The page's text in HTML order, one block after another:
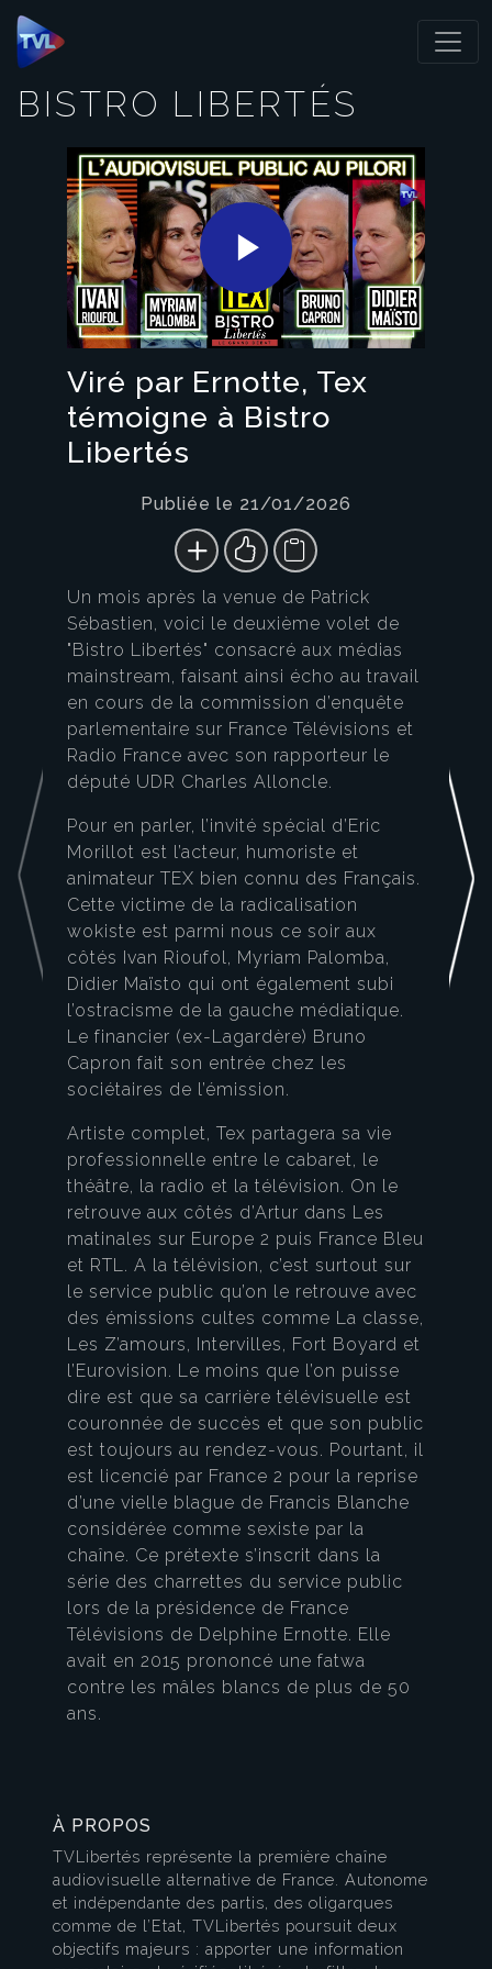
Panneau de gestion des cookies
BISTRO LIBERTÉS
Play
Video
Viré par Ernotte, Tex
témoigne à Bistro
Libertés
Publiée le 21/01/2026
Un mois après la venue de Patrick
Sébastien, voici le deuxième volet de
"Bistro Libertés" consacré aux médias
mainstream, faisant ainsi écho au travail
en cours de la commission d’enquête
parlementaire sur France Télévisions et
Radio France avec son rapporteur le
député UDR Charles Alloncle.
Pour en parler, l’invité spécial d’Eric
Morillot est l’acteur, humoriste et
animateur TEX bien connu des Français.
Cette victime de la radicalisation
wokiste est parmi nous ce soir aux
côtés Ivan Rioufol, Myriam Palomba,
Didier Maïsto qui ont également subi
l’ostracisme de la gauche médiatique.
Le financier (ex-Lagardère) Bruno
Capron fait son entrée chez les
sociétaires de l’émission.
Artiste complet, Tex partagera sa vie
professionnelle entre le cabaret, le
théâtre, la radio et la télévision. On le
retrouve aux côtés d’Artur dans Les
matinales sur Europe 2 puis France Bleu
et RTL. A la télévision, c’est surtout sur
le service public qu’on le retrouve avec
des émissions cultes comme La classe,
Les Z’amours, Intervilles, Fort Boyard et
l’Eurovision. Le moins que l’on puisse
dire est que sa carrière télévisuelle est
couronnée de succès et que son public
est toujours au rendez-vous. Pourtant, il
est licencié par France 2 pour la reprise
d’une vielle blague de Francis Blanche
considérée comme sexiste par la
chaîne. Ce prétexte s’inscrit dans la
série des charrettes du service public
lors de la présidence de France
Télévisions de Delphine Ernotte. Elle
avait en 2015 prononcé une fatwa
contre les mâles blancs de plus de 50
ans.
À PROPOS
TVLibertés représente la première chaîne
audiovisuelle alternative de France. Autonome
et indépendante des partis, des oligarques
comme de l’Etat, TVLibertés poursuit deux
objectifs majeurs : apporter une information